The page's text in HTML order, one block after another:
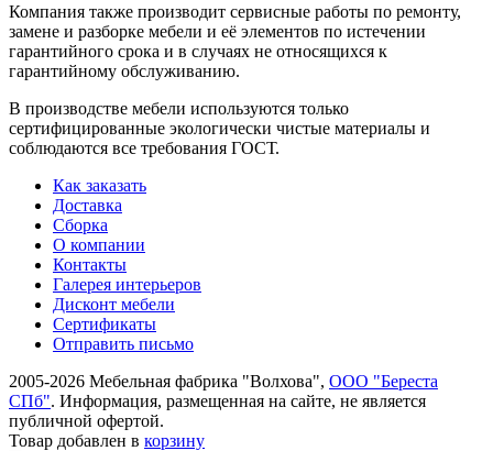
Компания также производит сервисные работы по ремонту,
замене и разборке мебели и её элементов по истечении
гарантийного срока и в случаях не относящихся к
гарантийному обслуживанию.
В производстве мебели используются только
сертифицированные экологически чистые материалы и
соблюдаются все требования ГОСТ.
Как заказать
Доставка
Сборка
О компании
Контакты
Галерея интерьеров
Дисконт мебели
Сертификаты
Отправить письмо
2005-2026 Мебельная фабрика "Волхова", ООО "Береста
СПб". Информация, размещенная на сайте, не является
публичной офертой.
Товар добавлен в корзину